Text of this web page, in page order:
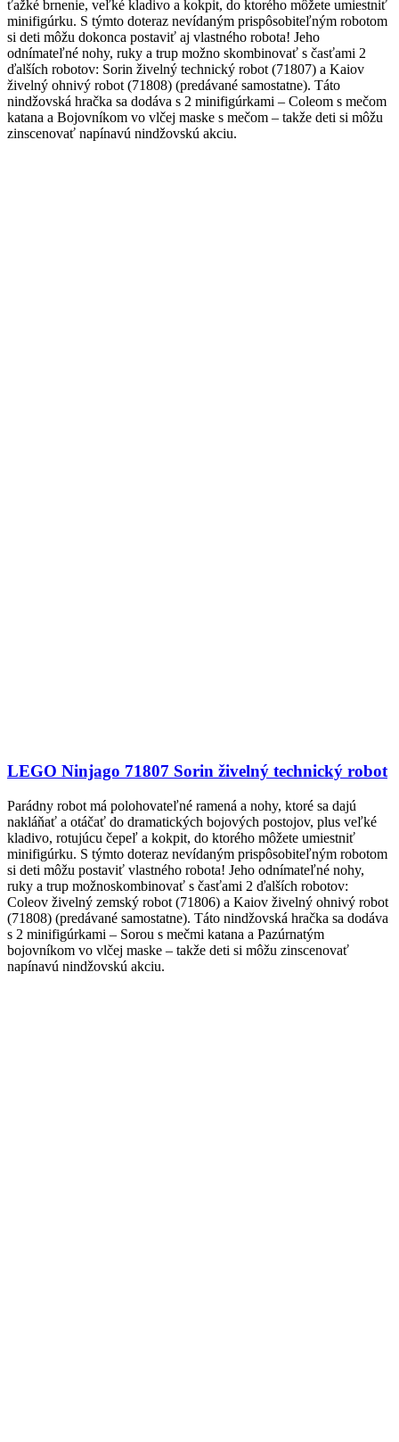
ťažké brnenie, veľké kladivo a kokpit, do ktorého môžete umiestniť
minifigúrku. S týmto doteraz nevídaným prispôsobiteľným robotom
si deti môžu dokonca postaviť aj vlastného robota! Jeho
odnímateľné nohy, ruky a trup možno skombinovať s časťami 2
ďalších robotov: Sorin živelný technický robot (71807) a Kaiov
živelný ohnivý robot (71808) (predávané samostatne). Táto
nindžovská hračka sa dodáva s 2 minifigúrkami – Coleom s mečom
katana a Bojovníkom vo vlčej maske s mečom – takže deti si môžu
zinscenovať napínavú nindžovskú akciu.
LEGO Ninjago 71807 Sorin živelný technický robot
Parádny robot má polohovateľné ramená a nohy, ktoré sa dajú
nakláňať a otáčať do dramatických bojových postojov, plus veľké
kladivo, rotujúcu čepeľ a kokpit, do ktorého môžete umiestniť
minifigúrku. S týmto doteraz nevídaným prispôsobiteľným robotom
si deti môžu postaviť vlastného robota! Jeho odnímateľné nohy,
ruky a trup možnoskombinovať s časťami 2 ďalších robotov:
Coleov živelný zemský robot (71806) a Kaiov živelný ohnivý robot
(71808) (predávané samostatne). Táto nindžovská hračka sa dodáva
s 2 minifigúrkami – Sorou s mečmi katana a Pazúrnatým
bojovníkom vo vlčej maske – takže deti si môžu zinscenovať
napínavú nindžovskú akciu.